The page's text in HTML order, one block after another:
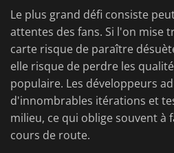
Le plus grand défi consiste
attentes des fans. Si l'on mise
carte risque de paraître
elle risque de perdre les
populaire. Les développeurs
d'innombrables itérations et
milieu, ce qui oblige souvent à
cours de route.